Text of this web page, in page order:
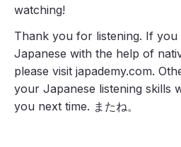
watching!
Thank you for listening. If
Japanese with the help of
please visit japademy.com.
your Japanese listening skills
you next time. またね。